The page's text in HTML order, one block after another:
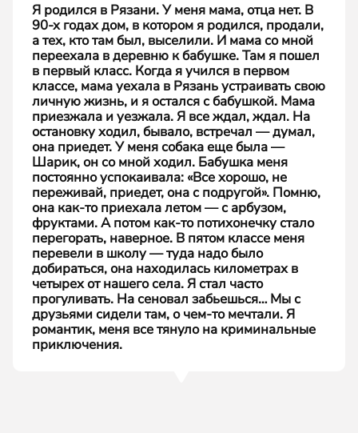
Я родился в Рязани. У меня мама, отца нет. В
90-х годах дом, в котором я родился, продали,
а тех, кто там был, выселили. И мама со мной
переехала в деревню к бабушке. Там я пошел
в первый класс. Когда я учился в первом
классе, мама уехала в Рязань устраивать свою
личную жизнь, и я остался с бабушкой. Мама
приезжала и уезжала. Я все ждал, ждал. На
остановку ходил, бывало, встречал — думал,
она приедет. У меня собака еще была —
Шарик, он со мной ходил. Бабушка меня
постоянно успокаивала: «Все хорошо, не
переживай, приедет, она с подругой». Помню,
она как-то приехала летом — с арбузом,
фруктами. А потом как-то потихонечку стало
перегорать, наверное. В пятом классе меня
перевели в школу — туда надо было
добираться, она находилась километрах в
четырех от нашего села. Я стал часто
прогуливать. На сеновал забьешься… Мы с
друзьями сидели там, о чем-то мечтали. Я
романтик, меня все тянуло на криминальные
приключения.